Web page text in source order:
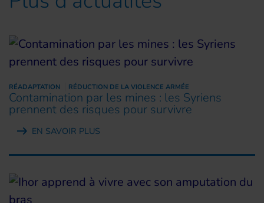
RÉADAPTATION RÉDUCTION DE LA VIOLENCE ARMÉE
Contamination par les mines : les Syriens
prennent des risques pour survivre
EN SAVOIR PLUS